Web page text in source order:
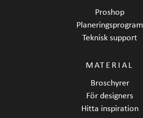
Proshop
Planeringsprogram
Teknisk support
MATERIAL
Broschyrer
För designers
Hitta inspiration